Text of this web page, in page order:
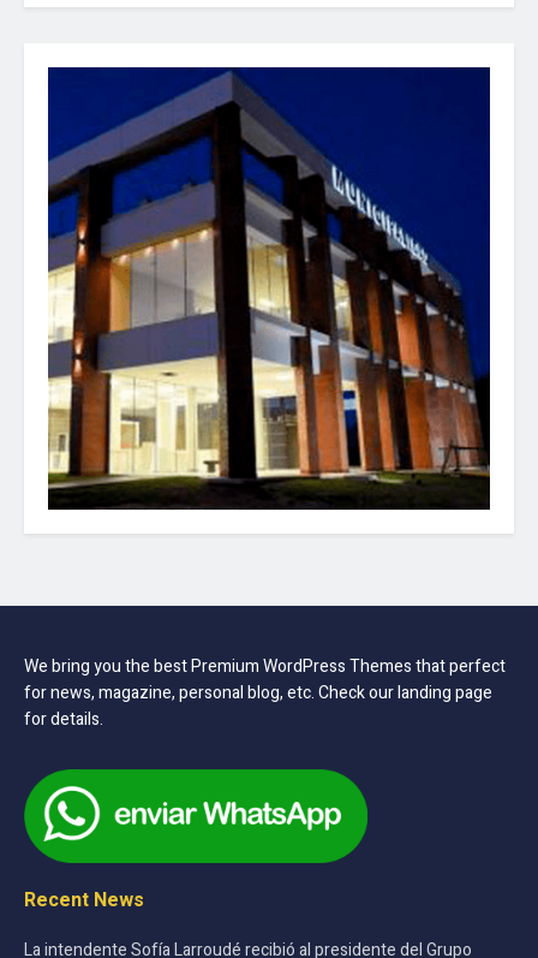
We bring you the best Premium WordPress Themes that perfect
for news, magazine, personal blog, etc. Check our landing page
for details.
Recent News
La intendente Sofía Larroudé recibió al presidente del Grupo